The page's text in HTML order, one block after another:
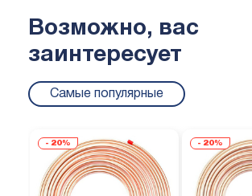
Возможно, вас
заинтересует
Самые популярные
20% 20%